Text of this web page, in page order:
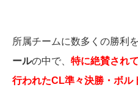
所属チームに数多くの勝利
ールの中で、 特に絶賛され
行われたCL準々決勝・ボル